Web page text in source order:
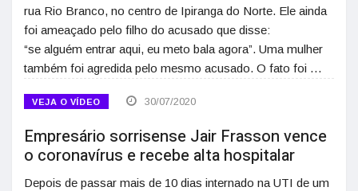
rua Rio Branco, no centro de Ipiranga do Norte. Ele ainda
foi ameaçado pelo filho do acusado que disse:
“se alguém entrar aqui, eu meto bala agora”. Uma mulher
também foi agredida pelo mesmo acusado. O fato foi …
VEJA O VÍDEO 30/07/2020
Empresário sorrisense Jair Frasson vence
o coronavírus e recebe alta hospitalar
Depois de passar mais de 10 dias internado na UTI de um